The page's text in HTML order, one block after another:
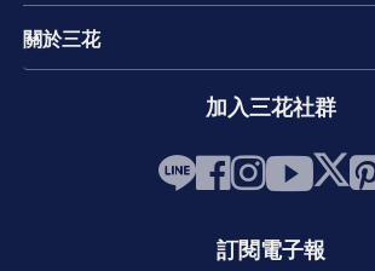
關於三花
加入三花社群
訂閱電子報